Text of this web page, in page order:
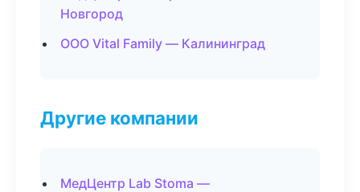
Новгород
ООО Vital Family — Калининград
Другие компании
МедЦентр Lab Stoma —